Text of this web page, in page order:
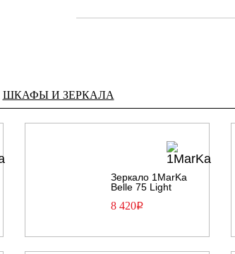
ШКАФЫ И ЗЕРКАЛА
Зеркало 1MarKa
Belle 75 Light
8 420Р